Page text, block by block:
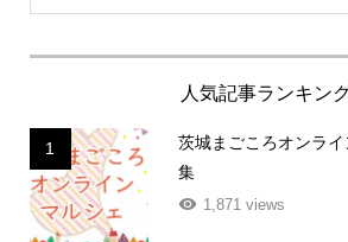
人気記事ランキン
1
茨城まごころオンラ
集
1,871 views